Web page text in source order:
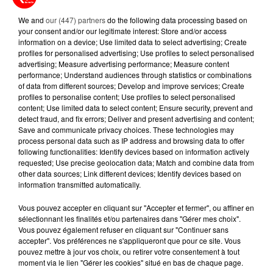
10 juillet 2026
APRÈS LORIENT, C'EST AUX
SABLES-D'OLONNE D'ACCUEILLIR
LE PLUS GRAND...
9 juillet 2026
CANICULE : UNE PLUIE
D'ANNULATIONS POUR LES FEUX
D'ARTIFICE DU...
RETROUVEZ TOUTE L'ACTU DE LA RÉGION ET
RECEVEZ LES ALERTES INFOS DE LA RÉDACTION
EN TÉLÉCHARGEANT L'APPLICATION MOBILE
RCA
We and our (447) partnersdo the following data processing based on
your consent and/or our legitimate interest: Store and/or access
information on a device; Use limited data to select advertising; Create
profiles for personalised advertising; Use profiles to select personalised
advertising; Measure advertising performance; Measure content
performance; Understand audiences through statistics or combinations
of data from different sources; Develop and improve services; Create
profiles to personalise content; Use profiles to select personalised
content; Use limited data to select content; Ensure security, prevent and
detect fraud, and fix errors; Deliver and present advertising and content;
Save and communicate privacy choices. These technologies may
process personal data such as IP address and browsing data to offer
following functionalities: Identify devices based on information actively
requested; Use precise geolocation data; Match and combine data from
other data sources; Link different devices; Identify devices based on
information transmitted automatically.
Vous pouvez accepter en cliquant sur "Accepter et fermer", ou affiner en
sélectionnant les finalités et/ou partenaires dans "Gérer mes choix".
Vous pouvez également refuser en cliquant sur "Continuer sans
accepter". Vos préférences ne s'appliqueront que pour ce site. Vous
pouvez mettre à jour vos choix, ou retirer votre consentement à tout
moment via le lien "Gérer les cookies" situé en bas de chaque page.